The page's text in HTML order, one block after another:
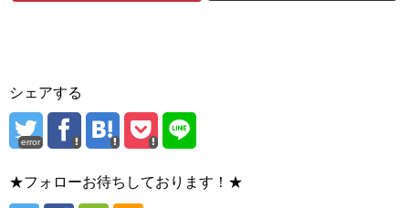
シェアする
error
★フォローお待ちしております！★